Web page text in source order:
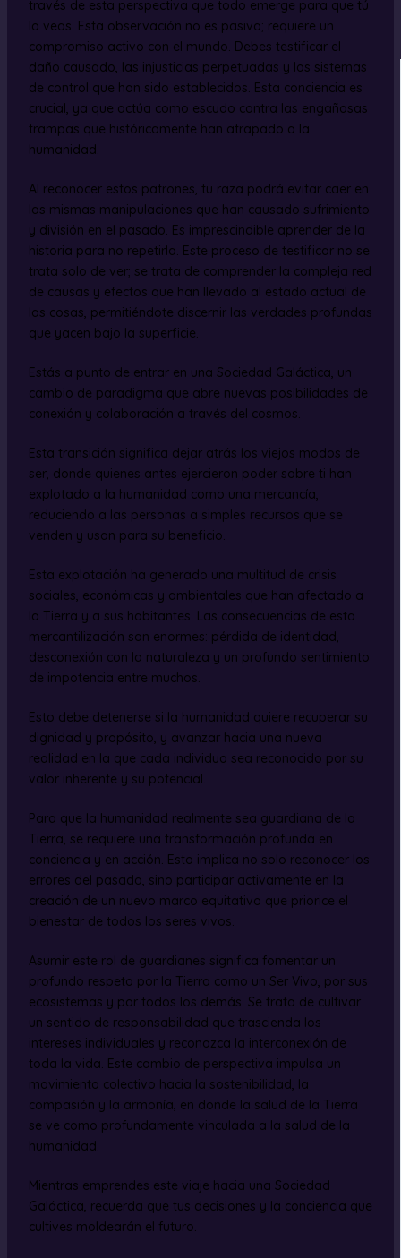
través de esta perspectiva que todo emerge para que tú
lo veas. Esta observación no es pasiva; requiere un
compromiso activo con el mundo. Debes testificar el
daño causado, las injusticias perpetuadas y los sistemas
de control que han sido establecidos. Esta conciencia es
crucial, ya que actúa como escudo contra las engañosas
trampas que históricamente han atrapado a la
humanidad.
Al reconocer estos patrones, tu raza podrá evitar caer en
las mismas manipulaciones que han causado sufrimiento
y división en el pasado. Es imprescindible aprender de la
historia para no repetirla. Este proceso de testificar no se
trata solo de ver; se trata de comprender la compleja red
de causas y efectos que han llevado al estado actual de
las cosas, permitiéndote discernir las verdades profundas
que yacen bajo la superficie.
Estás a punto de entrar en una Sociedad Galáctica, un
cambio de paradigma que abre nuevas posibilidades de
conexión y colaboración a través del cosmos.
Esta transición significa dejar atrás los viejos modos de
ser, donde quienes antes ejercieron poder sobre ti han
explotado a la humanidad como una mercancía,
reduciendo a las personas a simples recursos que se
venden y usan para su beneficio.
Esta explotación ha generado una multitud de crisis
sociales, económicas y ambientales que han afectado a
la Tierra y a sus habitantes. Las consecuencias de esta
mercantilización son enormes: pérdida de identidad,
desconexión con la naturaleza y un profundo sentimiento
de impotencia entre muchos.
Esto debe detenerse si la humanidad quiere recuperar su
dignidad y propósito, y avanzar hacia una nueva
realidad en la que cada individuo sea reconocido por su
valor inherente y su potencial.
Para que la humanidad realmente sea guardiana de la
Tierra, se requiere una transformación profunda en
conciencia y en acción. Esto implica no solo reconocer los
errores del pasado, sino participar activamente en la
creación de un nuevo marco equitativo que priorice el
bienestar de todos los seres vivos.
Asumir este rol de guardianes significa fomentar un
profundo respeto por la Tierra como un Ser Vivo, por sus
ecosistemas y por todos los demás. Se trata de cultivar
un sentido de responsabilidad que trascienda los
intereses individuales y reconozca la interconexión de
toda la vida. Este cambio de perspectiva impulsa un
movimiento colectivo hacia la sostenibilidad, la
compasión y la armonía, en donde la salud de la Tierra
se ve como profundamente vinculada a la salud de la
humanidad.
Mientras emprendes este viaje hacia una Sociedad
Galáctica, recuerda que tus decisiones y la conciencia que
cultives moldearán el futuro.